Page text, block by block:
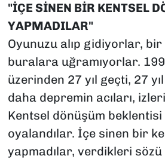
"İÇE SİNEN BİR KENTSEL
YAPMADILAR"
Oyunuzu alıp gidiyorlar,
buralara uğramıyorlar.
üzerinden 27 yıl geçti, 27
daha depremin acıları,
Kentsel dönüşüm beklentisi
oyalandılar. İçe sinen bir
yapmadılar, verdikleri sözü